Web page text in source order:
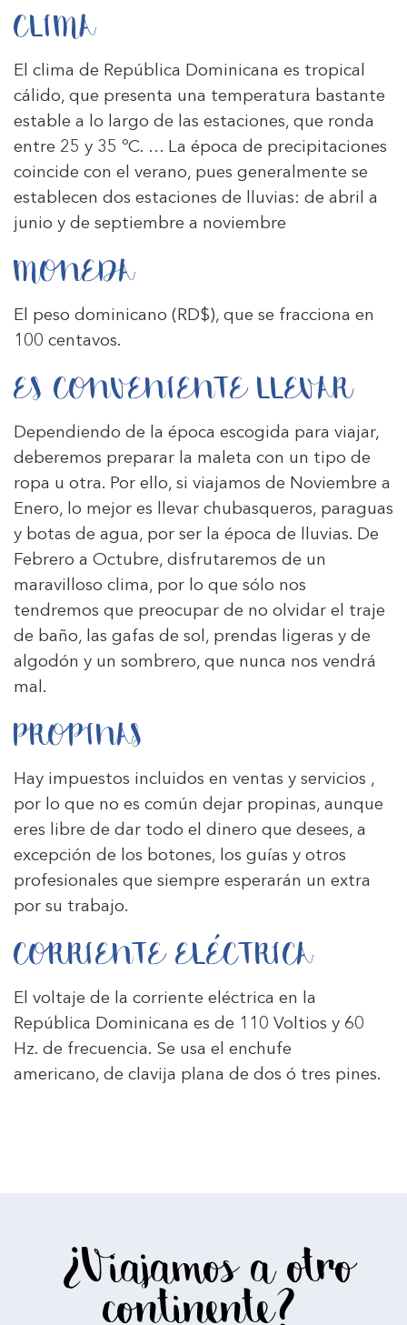
CLIMA
El clima de República Dominicana es tropical
cálido, que presenta una temperatura bastante
estable a lo largo de las estaciones, que ronda
entre 25 y 35 ºC. … La época de precipitaciones
coincide con el verano, pues generalmente se
establecen dos estaciones de lluvias: de abril a
junio y de septiembre a noviembre
MONEDA
El peso dominicano (RD$), que se fracciona en
100 centavos.
ES CONVENIENTE LLEVAR
Dependiendo de la época escogida para viajar,
deberemos preparar la maleta con un tipo de
ropa u otra. Por ello, si viajamos de Noviembre a
Enero, lo mejor es llevar chubasqueros, paraguas
y botas de agua, por ser la época de lluvias. De
Febrero a Octubre, disfrutaremos de un
maravilloso clima, por lo que sólo nos
tendremos que preocupar de no olvidar el traje
de baño, las gafas de sol, prendas ligeras y de
algodón y un sombrero, que nunca nos vendrá
mal.
PROPINAS
Hay impuestos incluidos en ventas y servicios ,
por lo que no es común dejar propinas, aunque
eres libre de dar todo el dinero que desees, a
excepción de los botones, los guías y otros
profesionales que siempre esperarán un extra
por su trabajo.
CORRIENTE ELÉCTRICA
El voltaje de la corriente eléctrica en la
República Dominicana es de 110 Voltios y 60
Hz. de frecuencia. Se usa el enchufe
americano, de clavija plana de dos ó tres pines.
¿Viajamos a otro
continente?